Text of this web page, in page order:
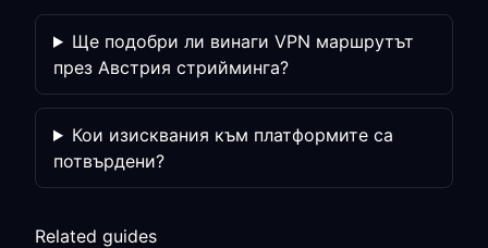
Ще подобри ли винаги VPN маршрутът
през Австрия стрийминга?
Кои изисквания към платформите са
потвърдени?
Related guides